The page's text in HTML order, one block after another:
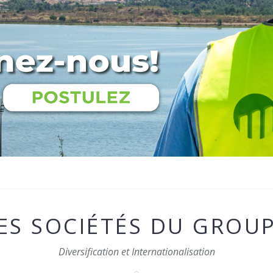
SOCIÉTÉS DU
Diversification et Internationalisation